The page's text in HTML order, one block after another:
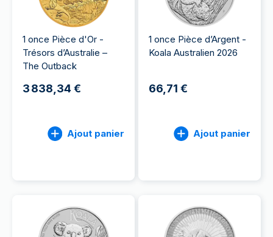
1 once Pièce d'Or -
Trésors d’Australie –
The Outback
3 838,34 €
Ajout panier
1 once Pièce d’Argent -
Koala Australien 2026
66,71 €
Ajout panier